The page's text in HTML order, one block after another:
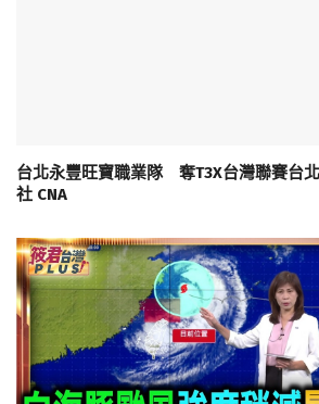
台北永豐旺寶職業隊 奪T3X台灣聯賽台
社 CNA